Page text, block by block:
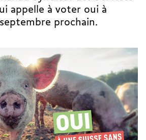
appelle à voter oui à
prochain.